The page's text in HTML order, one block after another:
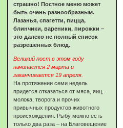
страшно! Постное меню может
быть очень разнообразным.
Лазанья, спагетти, пицца,
блинчики, вареники, пирожки –
это далеко не полный список
разрешенных блюд.
Великий пост в этом году
начинается 2 марта и
заканчивается 19 апреля.
На протяжении семи недель
придется отказаться от мяса, яиц,
молока, творога и прочих
привычных продуктов животного
происхождения. Рыбу можно есть
только два раза – на Благовещение